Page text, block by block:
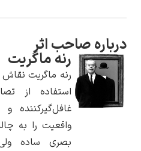
پیر آگوست رنوآر
صاحب اثر
رنه ماگریت
رنه ماگریت نقاش
استفاده از تصاویر
غافل‌گیرکننده و ترکیبات
واقعیت را به چالش
بصری ساده ولی